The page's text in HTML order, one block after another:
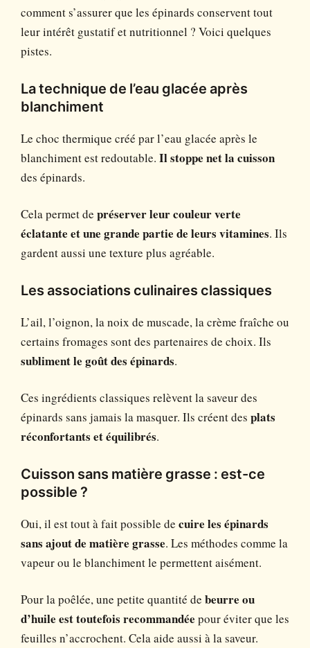
comment s’assurer que les épinards conservent tout
leur intérêt gustatif et nutritionnel ? Voici quelques
pistes.
La technique de l’eau glacée après
blanchiment
Le choc thermique créé par l’eau glacée après le
blanchiment est redoutable. Il stoppe net la cuisson
des épinards.
Cela permet de préserver leur couleur verte
éclatante et une grande partie de leurs vitamines. Ils
gardent aussi une texture plus agréable.
Les associations culinaires classiques
L’ail, l’oignon, la noix de muscade, la crème fraîche ou
certains fromages sont des partenaires de choix. Ils
subliment le goût des épinards.
Ces ingrédients classiques relèvent la saveur des
épinards sans jamais la masquer. Ils créent des plats
réconfortants et équilibrés.
Cuisson sans matière grasse : est-ce
possible ?
Oui, il est tout à fait possible de cuire les épinards
sans ajout de matière grasse. Les méthodes comme la
vapeur ou le blanchiment le permettent aisément.
Pour la poêlée, une petite quantité de beurre ou
d’huile est toutefois recommandée pour éviter que les
feuilles n’accrochent. Cela aide aussi à la saveur.